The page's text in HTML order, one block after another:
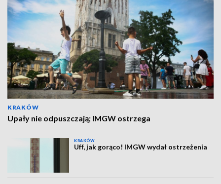
KRAKÓW
Upały nie odpuszczają; IMGW ostrzega
KRAKÓW
Uff, jak gorąco! IMGW wydał ostrzeżenia